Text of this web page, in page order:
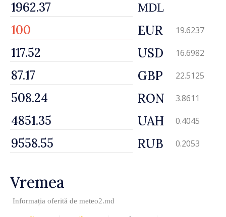
MDL
EUR 19.6237
USD 16.6982
GBP 22.5125
RON 3.8611
UAH 0.4045
RUB 0.2053
Vremea
Informația oferită de meteo2.md